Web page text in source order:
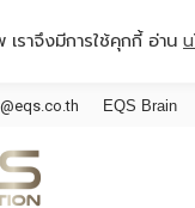
EQS Brain
เราจึงมีการใช้คุกกี้ อ่าน